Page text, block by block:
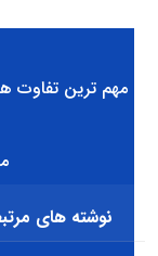
مهم ترین
نوشته های